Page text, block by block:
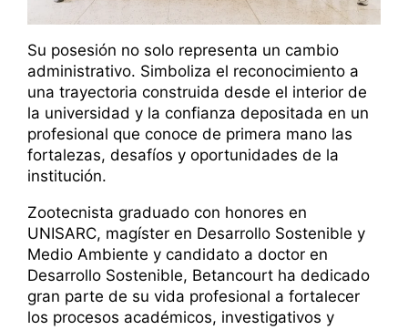
Su posesión no solo representa un cambio
administrativo. Simboliza el reconocimiento a
una trayectoria construida desde el interior de
la universidad y la confianza depositada en un
profesional que conoce de primera mano las
fortalezas, desafíos y oportunidades de la
institución.
Zootecnista graduado con honores en
UNISARC, magíster en Desarrollo Sostenible y
Medio Ambiente y candidato a doctor en
Desarrollo Sostenible, Betancourt ha dedicado
gran parte de su vida profesional a fortalecer
los procesos académicos, investigativos y